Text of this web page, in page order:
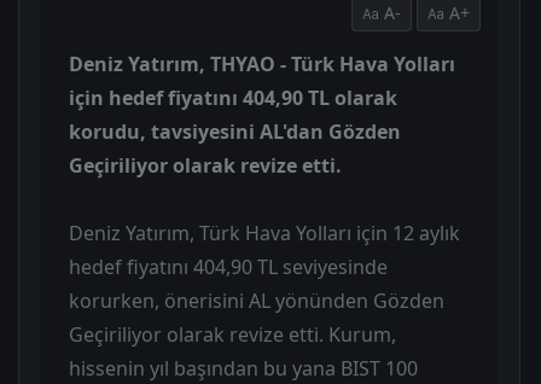
A- A+
Deniz Yatırım, THYAO - Türk Hava Yolları
için hedef fiyatını 404,90 TL olarak
korudu, tavsiyesini AL'dan Gözden
Geçiriliyor olarak revize etti.
Deniz Yatırım, Türk Hava Yolları için 12 aylık
hedef fiyatını 404,90 TL seviyesinde
korurken, önerisini AL yönünden Gözden
Geçiriliyor olarak revize etti. Kurum,
hissenin yıl başından bu yana BIST 100